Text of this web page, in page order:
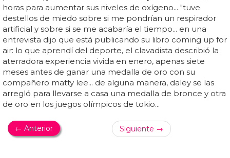
horas para aumentar sus niveles de oxígeno... "tuve
destellos de miedo sobre si me pondrían un respirador
artificial y sobre si se me acabaría el tiempo... en una
entrevista dijo que está publicando su libro coming up for
air: lo que aprendí del deporte, el clavadista describió la
aterradora experiencia vivida en enero, apenas siete
meses antes de ganar una medalla de oro con su
compañero matty lee... de alguna manera, daley se las
arregló para llevarse a casa una medalla de bronce y otra
de oro en los juegos olímpicos de tokio...
← Anterior Siguiente →